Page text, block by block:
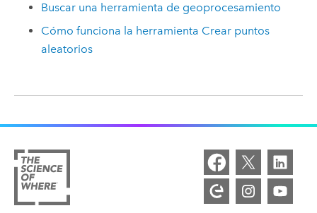
Buscar una herramienta de geoprocesamiento
Cómo funciona la herramienta Crear puntos
aleatorios